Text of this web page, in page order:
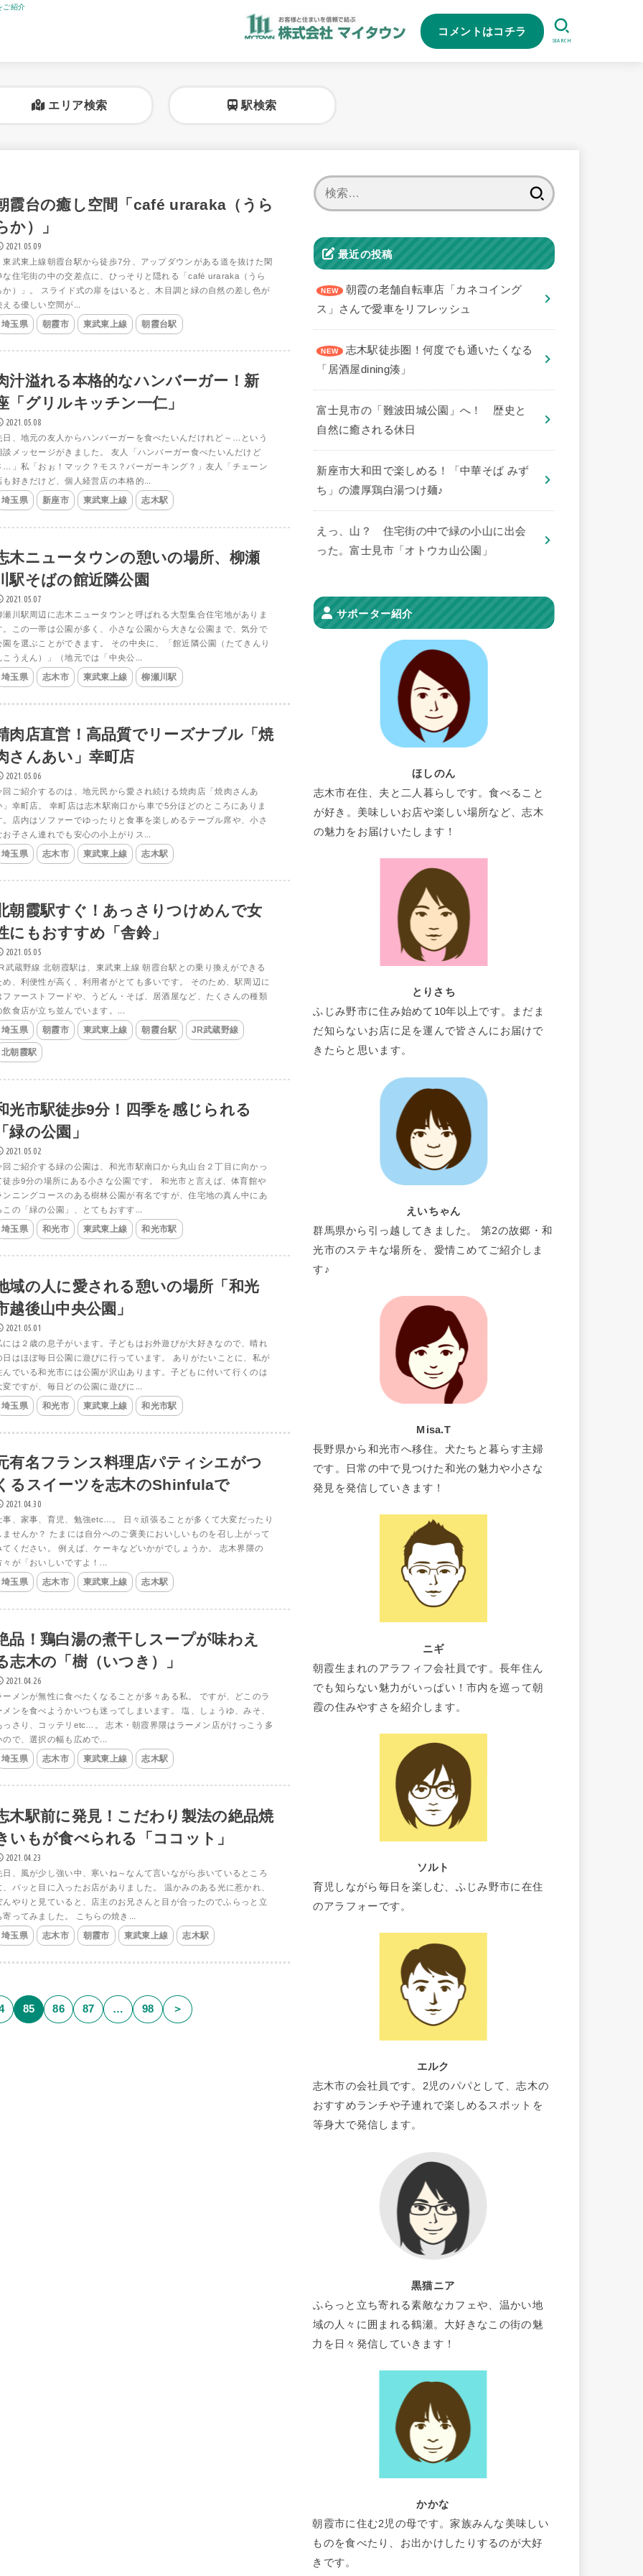
ご紹介
コメントはコチラ
SEARCH
エリア検索 駅検索
霞台の癒し空間「café uraraka（うら
か）」
2021.05.09
武東上線朝霞台駅から徒歩7分、アップダウンがある道を抜けた閑
な住宅街の中の交差点に、ひっそりと隠れる「café uraraka（うら
か）」。 スライド式の扉をはいると、木目調と緑の自然の差し色が
える優しい空間が...
埼玉県 朝霞市 東武東上線 朝霞台駅
汁溢れる本格的なハンバーガー！新
「グリルキッチン一仁」
2021.05.08
日、地元の友人からハンバーガーを食べたいんだけれど～…という
談メッセージがきました。 友人「ハンバーガー食べたいんだけど
…」私「おぉ！マック？モス？バーガーキング？」友人「チェーン
も好きだけど、個人経営店の本格的...
埼玉県 新座市 東武東上線 志木駅
木ニュータウンの憩いの場所、柳瀬
駅そばの館近隣公園
2021.05.07
瀬川駅周辺に志木ニュータウンと呼ばれる大型集合住宅地がありま
。この一帯は公園が多く、小さな公園から大きな公園まで、気分で
園を選ぶことができます。 その中央に、「館近隣公園（たてきんり
こうえん）」（地元では「中央公...
埼玉県 志木市 東武東上線 柳瀬川駅
肉店直営！高品質でリーズナブル「焼
さんあい」幸町店
2021.05.06
回ご紹介するのは、地元民から愛され続ける焼肉店「焼肉さんあ
」幸町店。 幸町店は志木駅南口から車で5分ほどのところにありま
。店内はソファーでゆったりと食事を楽しめるテーブル席や、小さ
お子さん連れでも安心の小上がりス...
埼玉県 志木市 東武東上線 志木駅
朝霞駅すぐ！あっさりつけめんで女
にもおすすめ「舎鈴」
2021.05.05
武蔵野線 北朝霞駅は、東武東上線 朝霞台駅との乗り換えができる
め、利便性が高く、利用者がとても多いです。 そのため、駅周辺に
ファーストフードや、うどん・そば、居酒屋など、たくさんの種類
飲食店が立ち並んでいます。...
埼玉県 朝霞市 東武東上線 朝霞台駅 JR武蔵野線
北朝霞駅
光市駅徒歩9分！四季を感じられる
緑の公園」
2021.05.02
回ご紹介する緑の公園は、和光市駅南口から丸山台２丁目に向かっ
徒歩9分の場所にある小さな公園です。 和光市と言えば、体育館や
ンニングコースのある樹林公園が有名ですが、住宅地の真ん中にあ
この「緑の公園」、とてもおすす...
埼玉県 和光市 東武東上線 和光市駅
域の人に愛される憩いの場所「和光
越後山中央公園」
2021.05.01
には２歳の息子がいます。子どもはお外遊びが大好きなので、晴れ
日はほぼ毎日公園に遊びに行っています。 ありがたいことに、私が
んでいる和光市には公園が沢山あります。子どもに付いて行くのは
変ですが、毎日どの公園に遊びに...
埼玉県 和光市 東武東上線 和光市駅
有名フランス料理店パティシエがつ
るスイーツを志木のShinfulaで
2021.04.30
事、家事、育児、勉強etc…。 日々頑張ることが多くて大変だったり
ませんか？ たまには自分へのご褒美においしいものを召し上がって
てください。 例えば、ケーキなどいかがでしょうか。 志木界隈の
々が「おいしいですよ！...
埼玉県 志木市 東武東上線 志木駅
品！鶏白湯の煮干しスープが味わえ
志木の「樹（いつき）」
2021.04.26
ーメンが無性に食べたくなることが多々ある私。 ですが、どこのラ
メンを食べようかいつも迷ってしまいます。 塩、しょうゆ、みそ、
っさり、コッテリetc…。 志木・朝霞界隈はラーメン店がけっこう多
ので、選択の幅も広めで...
埼玉県 志木市 東武東上線 志木駅
木駅前に発見！こだわり製法の絶品焼
いもが食べられる「ココット」
2021.04.23
日、風が少し強い中、寒いね～なんて言いながら歩いているところ
、パッと目に入ったお店がありました。 温かみのある光に惹かれ、
んやりと見ていると、店主のお兄さんと目が合ったのでふらっと立
寄ってみました。 こちらの焼き...
埼玉県 志木市 朝霞市 東武東上線 志木駅
85 86 87 … 98 ＞
最近の投稿
朝霞の老舗自転車店「カネコイング
ス」さんで愛車をリフレッシュ
志木駅徒歩圏！何度でも通いたくなる
「居酒屋dining湊」
​富士見市の「難波田城公園」へ！ 歴史と
自然に癒される休日
新座市大和田で楽しめる！「中華そば みず
ち」の濃厚鶏白湯つけ麺♪
えっ、山？ 住宅街の中で緑の小山に出会
った。富士見市「オトウカ山公園」
サポーター紹介
ほしのん
志木市在住、夫と二人暮らしです。食べること
が好き。美味しいお店や楽しい場所など、志木
の魅力をお届けいたします！
とりさち
ふじみ野市に住み始めて10年以上です。まだま
だ知らないお店に足を運んで皆さんにお届けで
きたらと思います。
えいちゃん
群馬県から引っ越してきました。 第2の故郷・和
光市のステキな場所を、愛情こめてご紹介しま
す♪
Misa.T
長野県から和光市へ移住。犬たちと暮らす主婦
です。日常の中で見つけた和光の魅力や小さな
発見を発信していきます！
ニギ
朝霞生まれのアラフィフ会社員です。長年住ん
でも知らない魅力がいっぱい！市内を巡って朝
霞の住みやすさを紹介します。
ソルト
育児しながら毎日を楽しむ、ふじみ野市に在住
のアラフォーです。
エルク
志木市の会社員です。2児のパパとして、志木の
おすすめランチや子連れで楽しめるスポットを
等身大で発信します。
黒猫ニア
ふらっと立ち寄れる素敵なカフェや、温かい地
域の人々に囲まれる鶴瀬。大好きなこの街の魅
力を日々発信していきます！
かかな
朝霞市に住む2児の母です。家族みんな美味しい
ものを食べたり、お出かけしたりするのが大好
きです。